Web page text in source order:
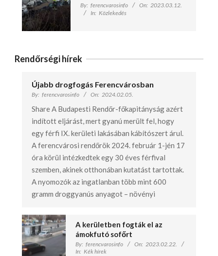
By: ferencvarosinfo On: 2023.03.12.
In: Közlekedés
Rendőrségi hírek
Újabb drogfogás Ferencvárosban
By: ferencvarosinfo On: 2024.02.05.
Share A Budapesti Rendőr-főkapitányság azért
indított eljárást, mert gyanú merült fel, hogy
egy férfi IX. kerületi lakásában kábítószert árul.
A ferencvárosi rendőrök 2024. február 1-jén 17
óra körül intézkedtek egy 30 éves férfival
szemben, akinek otthonában kutatást tartottak.
A nyomozók az ingatlanban több mint 600
gramm droggyanús anyagot – növényi
A kerületben fogták el az
ámokfutó sofőrt
By: ferencvarosinfo On: 2023.02.22.
In: Kék hírek